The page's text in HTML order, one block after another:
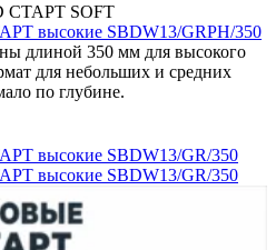
СТАРТ SOFT
высокие SBDW13/GRPH/350
длиной 350 мм для высокого
для небольших и средних
по глубине.
высокие SBDW13/GR/350
высокие SBDW13/GR/350